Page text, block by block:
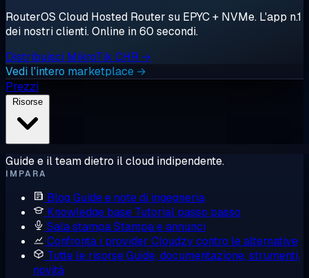
RouterOS Cloud Hosted Router su EPYC + NVMe. L'app n.1
dei nostri clienti. Online in 60 secondi.
Distribuisci MikroTik CHR →
Vedi l'intero marketplace →
Prezzi
Guide e il team dietro il cloud indipendente.
IMPARA
Blog Guide e note di ingegneria
Knowledge base Tutorial passo passo
Sala stampaStampa e annunci
Confronta i provider Cloudzy contro le alternative
Tutte le risorseGuide, documentazione, strumenti,
novità